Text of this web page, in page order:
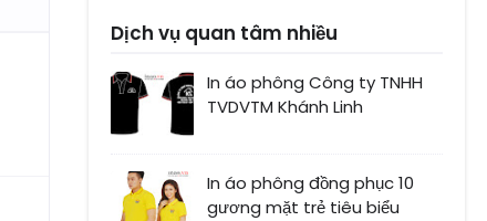
Dịch vụ quan tâm nhiều
In áo phông Công ty TNHH
TVDVTM Khánh Linh
In áo phông đồng phục 10
gương mặt trẻ tiêu biểu